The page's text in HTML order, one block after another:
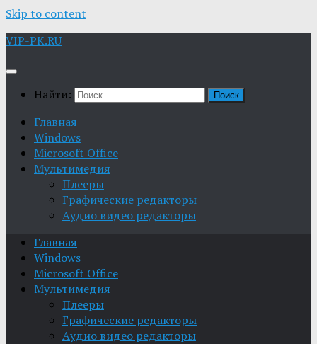
Skip to content
VIP-PK.RU
Найти:
Главная
Windows
Microsoft Office
Мультимедия
Плееры
Графические редакторы
Aудио видео редакторы
Главная
Windows
Microsoft Office
Мультимедия
Плееры
Графические редакторы
Aудио видео редакторы